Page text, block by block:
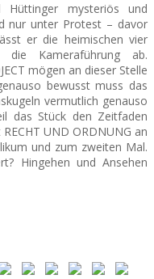
Hüttinger mysteriös und
nur unter Protest – davor
er die heimischen vier
Kameraführung ab.
mögen an dieser Stelle
bewusst muss das
vermutlich genauso
das Stück den Zeitfaden
UND ORDNUNG an
und zum zweiten Mal.
Hingehen und Ansehen